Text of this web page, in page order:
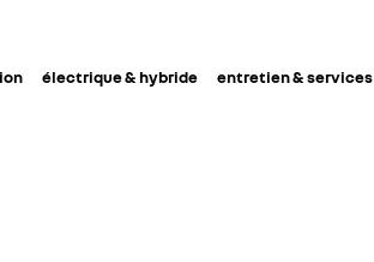
électrique & hybride entretien & services